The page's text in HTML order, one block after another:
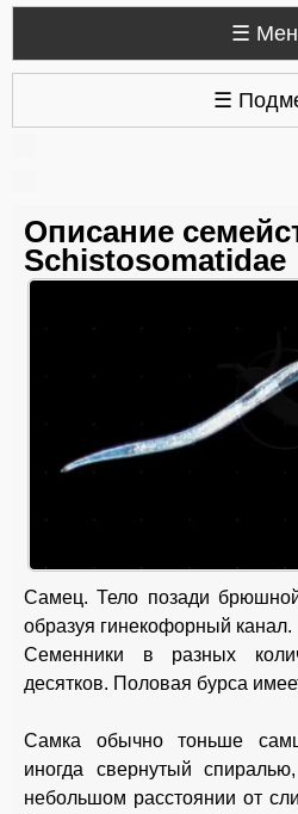
☰
☰
Описание
Schistosomatidae
Самец. Тело позади
образуя гинекофорный канал.
Семенники в разных
десятков. Половая бурса
Самка обычно тоньше
иногда свернутый
небольшом расстоянии от